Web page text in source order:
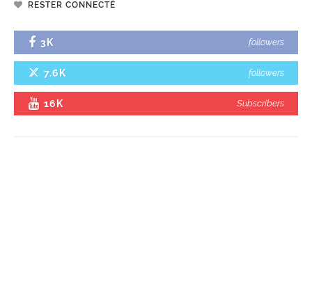
RESTER CONNECTÉ
3K followers
7.6K followers
16K Subscribers